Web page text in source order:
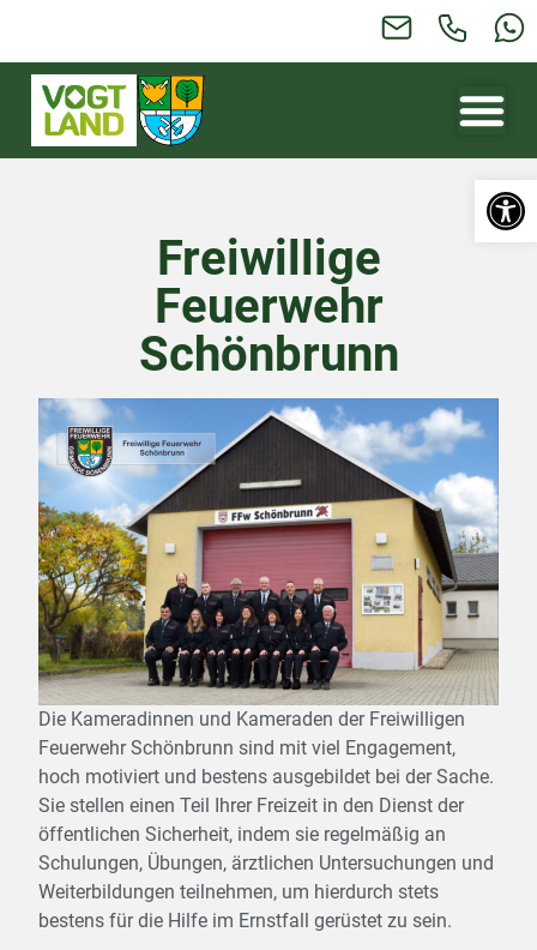
Freiwillige
Feuerwehr
Schönbrunn
Die Kameradinnen und Kameraden der Freiwilligen
Feuerwehr Schönbrunn sind mit viel Engagement,
hoch motiviert und bestens ausgebildet bei der Sache.
Sie stellen einen Teil Ihrer Freizeit in den Dienst der
öffentlichen Sicherheit, indem sie regelmäßig an
Schulungen, Übungen, ärztlichen Untersuchungen und
Weiterbildungen teilnehmen, um hierdurch stets
bestens für die Hilfe im Ernstfall gerüstet zu sein.